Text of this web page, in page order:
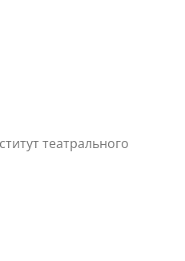
театрального